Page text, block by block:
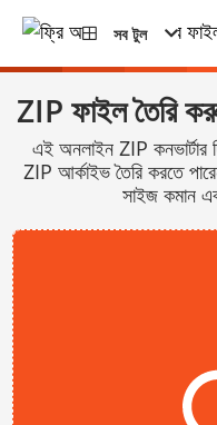
সব টুল
ZIP ফাইল তৈরি
এই অনলাইন ZIP
ZIP আর্কাইভ তৈরি করতে
সাইজ কমান